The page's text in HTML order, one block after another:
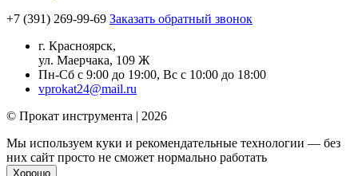
+7 (391) 269-99-69 Заказать обратный звонок
г. Красноярск,
ул. Маерчака, 109 Ж
Пн-Сб с 9:00 до 19:00, Вс с 10:00 до 18:00
vprokat24@mail.ru
© Прокат инструмента | 2026
Мы используем куки и рекомендательные технологии — без
них сайт просто не сможет нормально работать
Хорошо